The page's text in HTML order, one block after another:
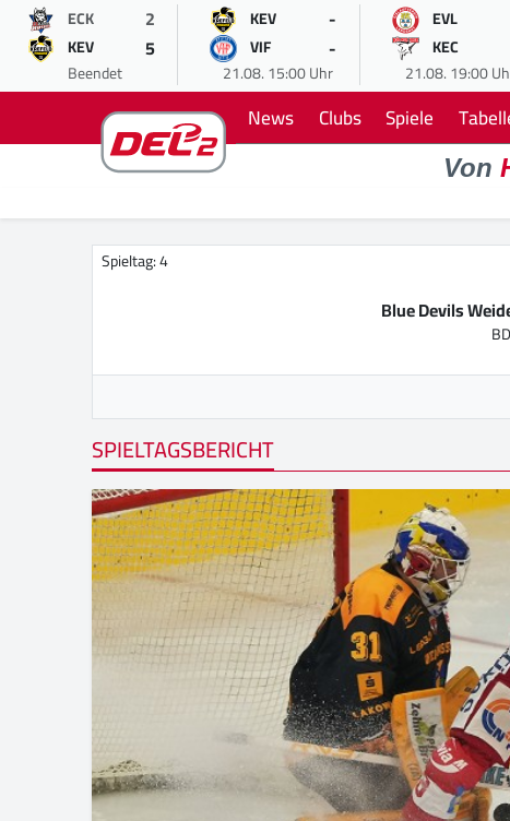
ECK 2
KEV 5
Beendet
KEV -
VIF -
21.08. 15:00 Uhr
EVL
KEC
21.08. 19:00
News Clubs Spiele
Von
Spieltag: 4
Blue Devils
SPIELTAGSBERICHT